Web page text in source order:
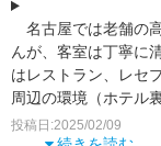
名古屋では老舗の
んが、客室は丁寧に
はレストラン、レセ
周辺の環境（ホテル
レストラン
投稿日:2025/02/09